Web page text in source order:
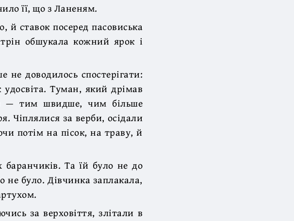
її, що з Ланеням.
й ставок посеред пасовиська
обшукала кожний ярок і
доводилось спостерігати:
Туман, який дрімав
— тим швидше, чим більше
Чіплялися за верби, осідали
потім на пісок, на траву, й
баранчиків. Та їй було не до
було. Дівчинка заплакала,
за верховіття, злітали в